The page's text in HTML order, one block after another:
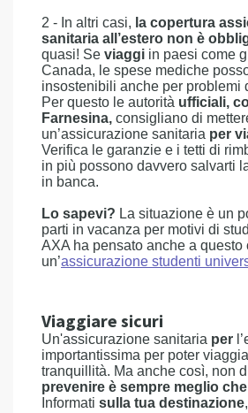
2 - In altri casi, la copertura
sanitaria all’estero non è
quasi! Se viaggi in paesi come
Canada, le spese mediche
insostenibili anche per problemi
Per questo le autorità ufficiali,
Farnesina, consigliano di
un’assicurazione sanitaria per
Verifica le garanzie e i tetti di
in più possono davvero salvarti
in banca.
Lo sapevi? La situazione è un
parti in vacanza per motivi di
AXA ha pensato anche a questo
un’assicurazione studenti
Viaggiare sicuri
Un'assicurazione sanitaria per
importantissima per poter
tranquillità. Ma anche così, non
prevenire è sempre meglio
Informati sulla tua destinazione